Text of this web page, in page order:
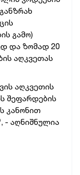
გამო)
და ზომად 20
აღკვეთას
აღკვეთის
შეფარდების
კანონით
- აღნიშნულია